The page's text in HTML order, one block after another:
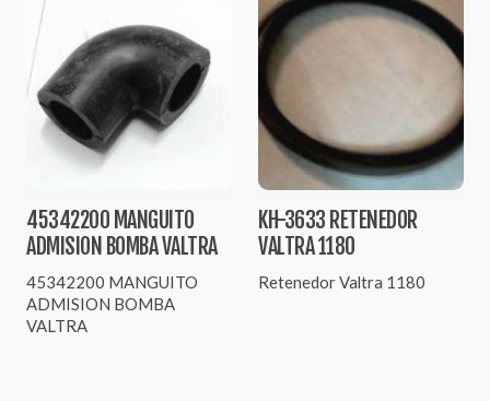
45342200 MANGUITO
ADMISION BOMBA VALTRA
45342200 MANGUITO
ADMISION BOMBA
VALTRA
KH-3633 RETENEDOR
VALTRA 1180
Retenedor Valtra 1180